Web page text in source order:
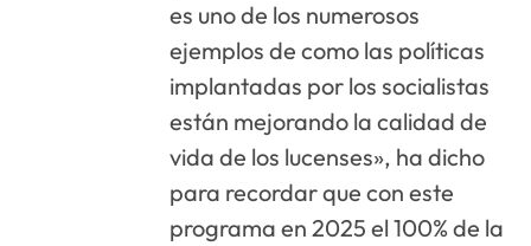
es uno de los numerosos
ejemplos de como las políticas
implantadas por los socialistas
están mejorando la calidad de
vida de los lucenses», ha dicho
para recordar que con este
programa en 2025 el 100% de la